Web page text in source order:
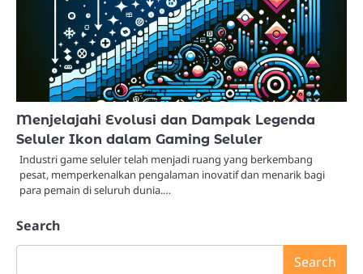
Menjelajahi Evolusi dan Dampak Legenda
Seluler Ikon dalam Gaming Seluler
Industri game seluler telah menjadi ruang yang berkembang
pesat, memperkenalkan pengalaman inovatif dan menarik bagi
para pemain di seluruh dunia.…
Search
Search